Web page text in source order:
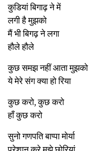
कुडियां बिगाढ़ ने में
लगी है मुझको
मैं भी बिगढ़ ने लगा
हौले हौले
कुछ समझ नहीं आता मुझको
ये मेरे संग क्या हो रिया
कुछ करो, कुछ करो
हाँ कुछ करो
सुनो गणपति बाप्पा मोर्या